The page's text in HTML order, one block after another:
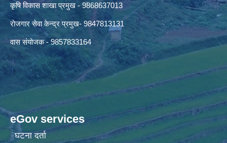
कृषि विकास शाखा प्रमुख - 9868637013
रोजगार सेवा केन्द्र प्रमुख- 9847813131
वास संयोजक - 9857833164
eGov services
घटना दर्ता